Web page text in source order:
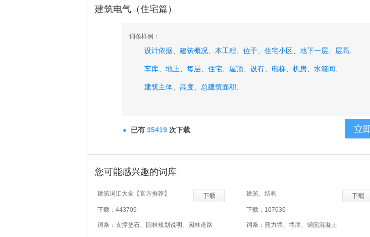
建筑电气（住宅篇）
词条样例：
设计依据、 建筑概况、 本工程、 位于、 住宅小区、 地下一层、 层高、
车库、 地上、 每层、 住宅、 屋顶、 设有、 电梯、 机房、 水箱间、
建筑主体、 高度、 总建筑面积、
已有 35419 次下载
您可能感兴趣的词库
建筑词汇大全【官方推荐】
下载：443709
词条：支撑垫石、园林规划说明、园林道路
建筑、结构
下载：107636
词条：剪力墙、墙厚、钢筋混凝土